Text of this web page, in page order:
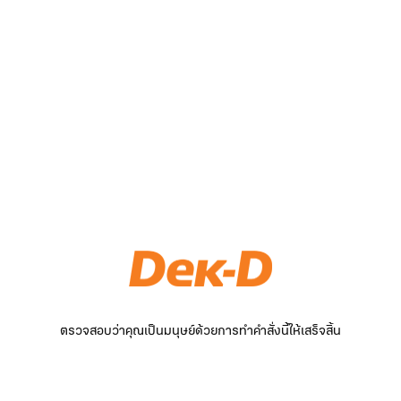
ตรวจสอบว่าคุณเป็นมนุษย์ด้วยการทำคำสั่งนี้ให้เสร็จสิ้น